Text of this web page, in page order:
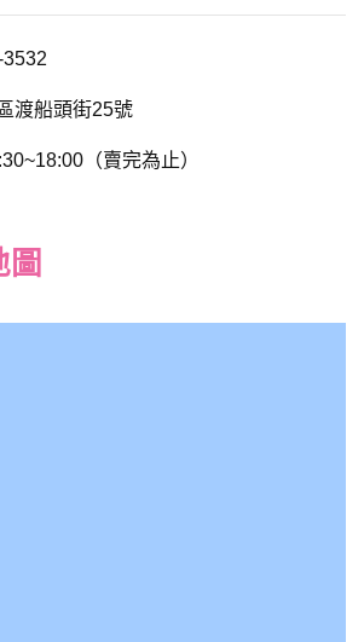
渡船頭街25號
（賣完為止）
圖